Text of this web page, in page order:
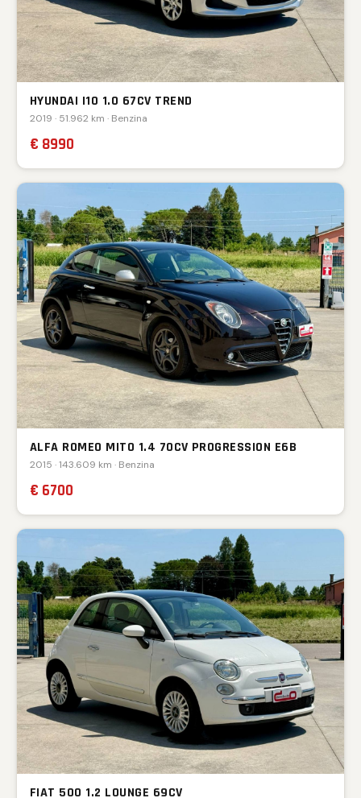
HYUNDAI I10 1.0 67CV TREND
2019 · 51.962 km · Benzina
€ 8990
ALFA ROMEO MITO 1.4 70CV PROGRESSION E6B
2015 · 143.609 km · Benzina
€ 6700
FIAT 500 1.2 LOUNGE 69CV